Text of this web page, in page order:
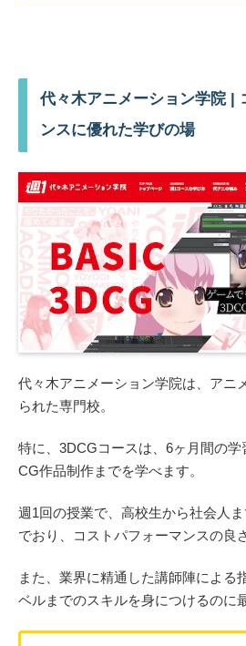
代々木アニメーション学院 |
ンスに優れた学びの場
代々木アニメーション学院は、アニ
られた専門校。
特に、3DCGコースは、6ヶ月間の学
CG作品制作までを学べます。
週1回の授業で、高校生から社会人
でおり、コストパフォーマンスの良
また、業界に精通した講師陣による
ベルまでのスキルを身につけるのに